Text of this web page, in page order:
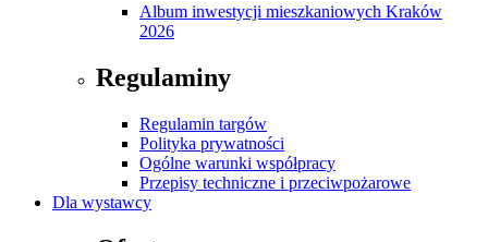
Album inwestycji mieszkaniowych Kraków
2026
Regulaminy
Regulamin targów
Polityka prywatności
Ogólne warunki współpracy
Przepisy techniczne i przeciwpożarowe
Dla wystawcy